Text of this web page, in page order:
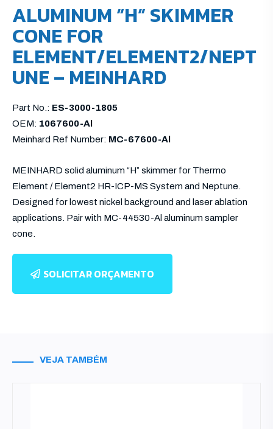
ALUMINUM “H” SKIMMER
CONE FOR
ELEMENT/ELEMENT2/NEPT
UNE – MEINHARD
Part No.: ES-3000-1805
OEM: 1067600-Al
Meinhard Ref Number: MC-67600-Al
MEINHARD solid aluminum “H” skimmer for Thermo
Element / Element2 HR-ICP-MS System and Neptune.
Designed for lowest nickel background and laser ablation
applications. Pair with MC-44530-Al aluminum sampler
cone.
SOLICITAR ORÇAMENTO
VEJA TAMBÉM